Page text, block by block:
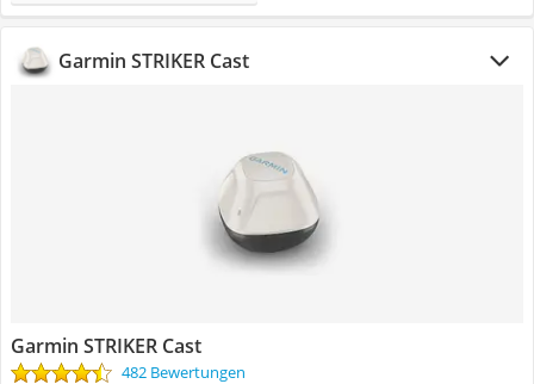
Garmin STRIKER Cast
Garmin STRIKER Cast
482 Bewertungen